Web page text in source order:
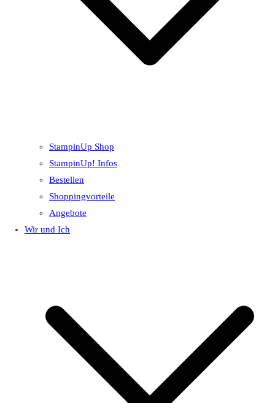
StampinUp Shop
StampinUp! Infos
Bestellen
Shoppingvorteile
Angebote
Wir und Ich